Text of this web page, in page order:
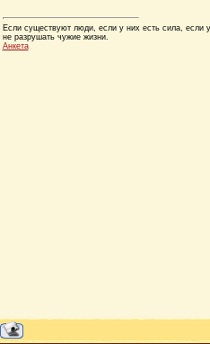
Если существуют люди, если у них есть сила, если
не разрушать чужие жизни.
Анкета